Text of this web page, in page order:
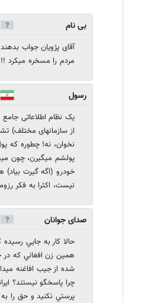
بی نام
آقای پژویان جواب
مردم را مسخره میکرد
رسول
یک نظام اطلاعاتی جامع
از سازمانهای مختلف)
نخوان، نه! چطوره که
نیست، اکثرا به فکر
صدای جوانان
حالا كار به جايي
همين زن افغاني كه در
شده از جيب افاغنه
چرا پاسخگو نيستند؟
پرستي نكنيد و حق را